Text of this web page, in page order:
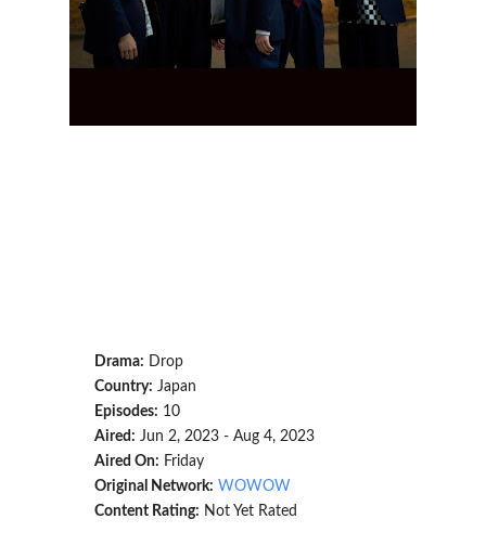
Drama: Drop
Country: Japan
Episodes: 10
Aired: Jun 2, 2023 - Aug 4, 2023
Aired On: Friday
Original Network: WOWOW
Content Rating: Not Yet Rated